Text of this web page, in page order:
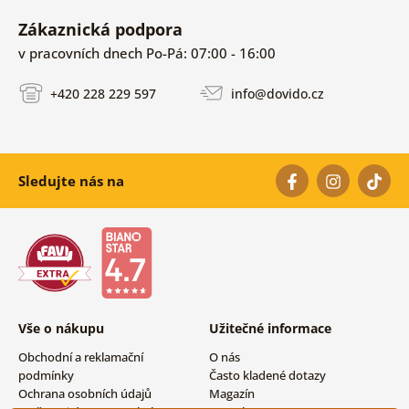
Zákaznická podpora
v pracovních dnech Po-Pá: 07:00 - 16:00
+420 228 229 597 info@dovido.cz
Sledujte nás na
Vše o nákupu
Obchodní a reklamační
podmínky
Ochrana osobních údajů
Užitečné informace
O nás
Často kladené dotazy
Magazín